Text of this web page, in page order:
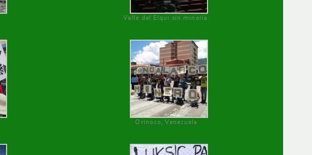
Valle del Elqui sin minería.
Orinoco, Venezuela